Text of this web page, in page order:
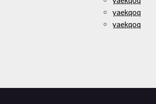
yaekqoq
yaekqoq